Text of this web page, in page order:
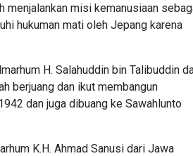
menjalankan misi kemanusiaan
hukuman mati oleh Jepang karena
H. Salahuddin bin Talibuddin
berjuang dan ikut membangun
dan juga dibuang ke Sawahlunto
K.H. Ahmad Sanusi dari Jawa